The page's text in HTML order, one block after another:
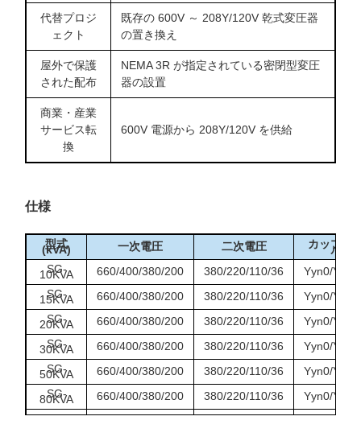
代替プロジ
ェクト
既存の 600V ～ 208Y/120V 乾式変圧器
の置き換え
屋外で保護
された配布
NEMA 3R が指定されている密閉型変圧
器の設置
商業・産業
サービス転
換
600V 電源から 208Y/120V を供給
仕様
型式
(kVA) 一次電圧 二次電圧 カップリ
ルー
SG-
10KVA 660/400/380/200 380/220/110/36
Yyn0/Y/d/
SG-
15KVA 660/400/380/200 380/220/110/36
Yyn0/Y/d/
SG-
20KVA 660/400/380/200 380/220/110/36
Yyn0/Y/d/
SG-
30KVA 660/400/380/200 380/220/110/36
Yyn0/Y/d/
SG-
50KVA 660/400/380/200 380/220/110/36
Yyn0/Y/d/
SG-
80KVA 660/400/380/200 380/220/110/36
Yyn0/Y/d/
SG-